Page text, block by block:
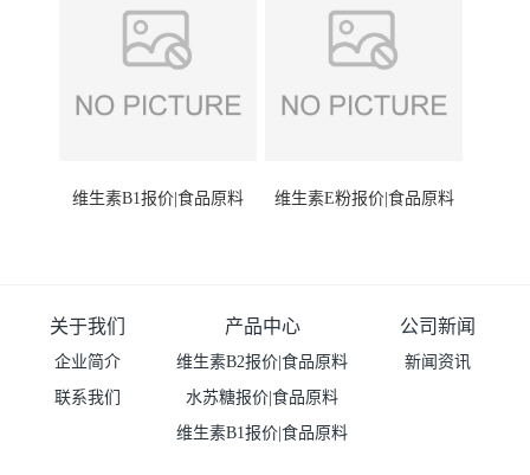
维生素B1报价|食品原料 维生素E粉报价|食品原料
关于我们
企业简介
联系我们
产品中心
维生素B2报价|食品原料
水苏糖报价|食品原料
维生素B1报价|食品原料
公司新闻
新闻资讯